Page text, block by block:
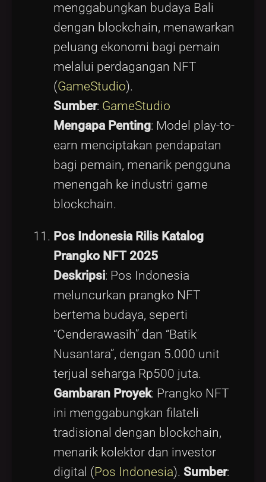
menggabungkan budaya Bali
dengan blockchain, menawarkan
peluang ekonomi bagi pemain
melalui perdagangan NFT
(GameStudio).
Sumber: GameStudio
Mengapa Penting: Model play-to-
earn menciptakan pendapatan
bagi pemain, menarik pengguna
menengah ke industri game
blockchain.
Pos Indonesia Rilis Katalog
Prangko NFT 2025
Deskripsi: Pos Indonesia
meluncurkan prangko NFT
bertema budaya, seperti
“Cenderawasih” dan “Batik
Nusantara”, dengan 5.000 unit
terjual seharga Rp500 juta.
Gambaran Proyek: Prangko NFT
ini menggabungkan filateli
tradisional dengan blockchain,
menarik kolektor dan investor
digital (Pos Indonesia). Sumber: